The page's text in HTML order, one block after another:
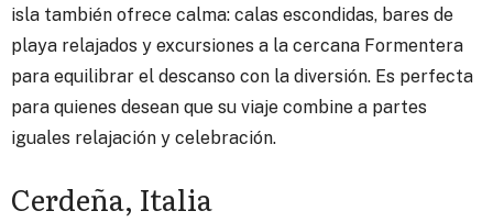
isla también ofrece calma: calas escondidas, bares de
playa relajados y excursiones a la cercana Formentera
para equilibrar el descanso con la diversión. Es perfecta
para quienes desean que su viaje combine a partes
iguales relajación y celebración.
Cerdeña, Italia